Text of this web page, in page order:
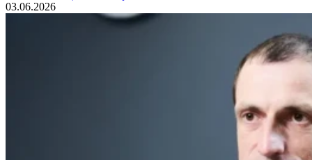
03.06.2026